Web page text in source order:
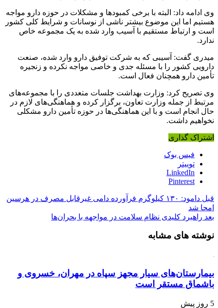
وی ادامه داد: البته با برخی کمبودها و مشکلات در حوزه دارو مواجه
هستیم اما این موضوع بیشتر ناشی از نوسانات و شرایط کلی کشور
است و ارتباط مستقیم با آسیب وارد شده به یک مجموعه خاص
ندارد.
میدری گفت: آسیبی که به شرکت توفیق دارو وارد شده، صنعت
دارویی کشور را با مسئله جدی و خاصی مواجه نکرده و زنجیره
تأمین دارو همچنان فعال است.
وی تصریح کرد: وزارت بهداشت جلسات متعددی را با مجموعه‌های
مرتبط از جمله وزارت تعاون، برگزار کرده و هماهنگی‌های لازم در
حال انجام است و با این هماهنگی‌ها در حوزه تأمین دارو مشکلی
نخواهیم داشت.
اشتراک گذاری
فیس بوک
توییتر
LinkedIn
Pinterest
قبل
دامود: ۱۳۰ کیلوگرم فرآورده دامی غیرقابل مصرف در هرسین
امحا شد
بعد راهبرد کلیدی نظام سلامت در مواجهه با بحران‌ها
نوشته های مشابه
بیمارستان‌های سیار مجهز سپاه در مهران، خسروی و
باشماق مستقر است
5 روز پیش